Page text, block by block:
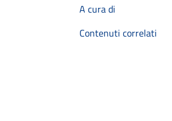
A cura di
Contenuti correlati